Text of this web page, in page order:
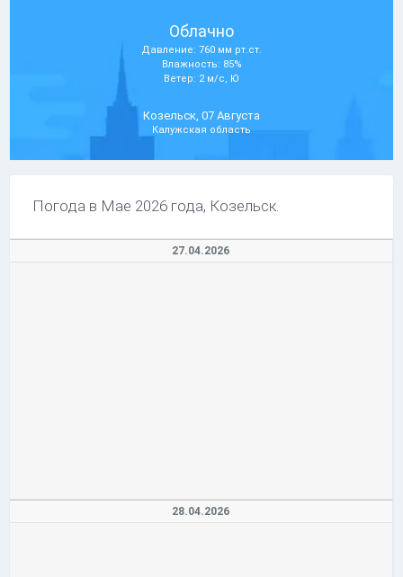
Облачно
Давление: 760 мм рт.ст.
Влажность: 85%
Ветер: 2 м/с, Ю
Козельск, 07 Августа
Калужская область
Погода в Мае 2026 года, Козельск.
27.04.2026
28.04.2026